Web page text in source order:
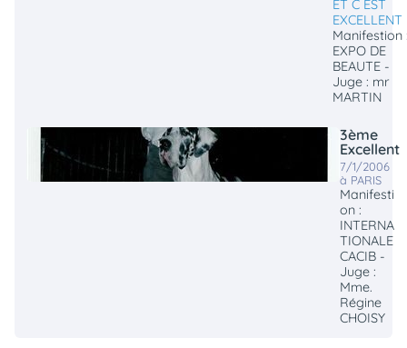
ET C EST
EXCELLENT
Manifestion
EXPO DE
BEAUTE -
Juge : mr
MARTIN
3ème
Excellent
7/1/2006
à PARIS
Manifesti
on :
INTERNA
TIONALE
CACIB -
Juge :
Mme.
Régine
CHOISY